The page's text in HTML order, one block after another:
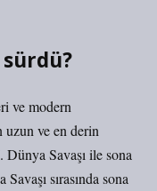
ve modern
ve en derin
Dünya Savaşı ile sona
sırasında sona